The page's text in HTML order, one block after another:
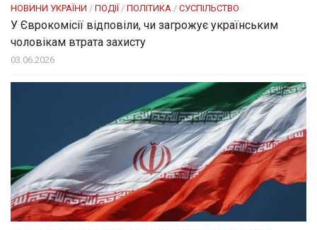
НОВИНИ УКРАЇНИ / ПОДІЇ / ПОЛІТИКА / СУСПІЛЬСТВО
У Єврокомісії відповіли, чи загрожує українським
чоловікам втрата захисту
03.06.2026